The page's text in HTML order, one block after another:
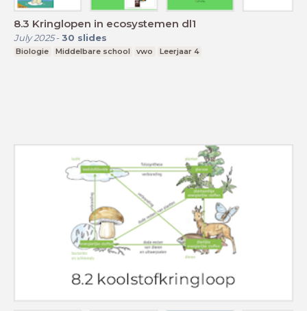
8.3 Kringlopen in ecosystemen dl1
July 2025- 30 slides
Biologie Middelbare school vwo Leerjaar 4